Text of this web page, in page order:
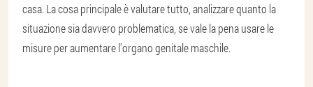
casa. La cosa principale è valutare tutto, analizzare quanto la
situazione sia davvero problematica, se vale la pena usare le
misure per aumentare l'organo genitale maschile.